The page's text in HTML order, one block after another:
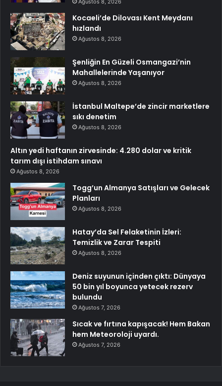
Ağustos 8, 2026
Kocaeli’de Dilovası Kent Meydanı
hızlandı
Ağustos 8, 2026
Şenliğin En Güzeli Osmangazi’nin
Mahallelerinde Yaşanıyor
Ağustos 8, 2026
İstanbul Maltepe’de zincir marketlere
sıkı denetim
Ağustos 8, 2026
Altın yedi haftanın zirvesinde: 4.280 dolar ve kritik
tarım dışı istihdam sınavı
Ağustos 8, 2026
Togg’un Almanya Satışları ve Gelecek
Planları
Ağustos 8, 2026
Hatay’da Sel Felaketinin İzleri:
Temizlik ve Zarar Tespiti
Ağustos 8, 2026
Deniz suyunun içinden çıktı: Dünyaya
50 bin yıl boyunca yetecek rezerv
bulundu
Ağustos 7, 2026
Sıcak ve fırtına kapışacak! Hem Bakan
hem Meteoroloji uyardı.
Ağustos 7, 2026